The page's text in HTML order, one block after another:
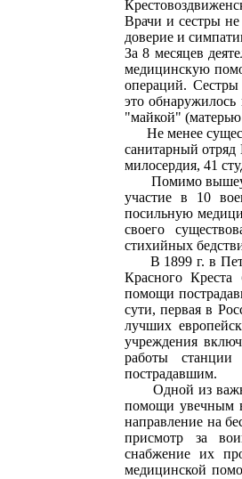
Врачи и сестры
доверие и
За 8 месяцев
медицинскую
операций. Сестры
это обнаружилось
"майкой"
Не менее
санитарный отряд
милосердия, 41
Помимо
участие в 10
посильную
своего
стихийных
В 1899 г. в
Красного
помощи
сути, первая в
лучших
учреждения
работы
пострадавшим.
Одной из
помощи увечным
направление на
присмотр за
снабжение их
медицинской